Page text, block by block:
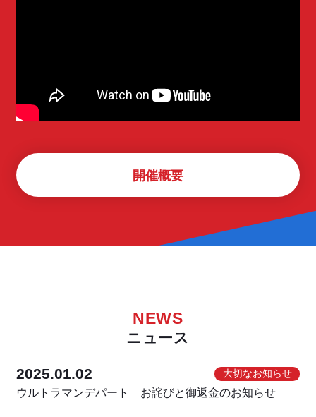
開催概要
NEWS
ニュース
2025.01.02 大切なお知らせ
ウルトラマンデパート お詫びと御返金のお知らせ